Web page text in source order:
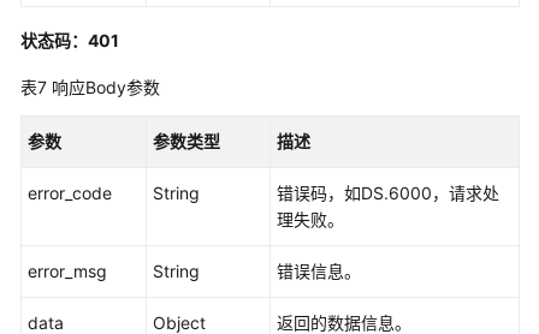
标
口
指
口
状态码：401
表7 响应Body参数
参数 参数类型 描述
error_code String
错误码，如DS.6000，请求处
理失败。
error_msg String 错误信息。
data Object 返回的数据信息。